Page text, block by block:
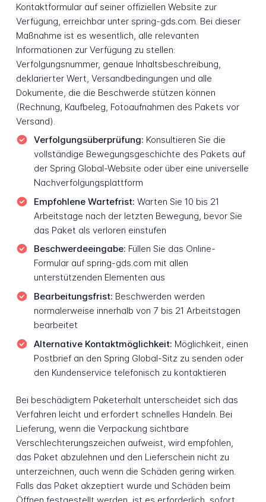
Kontaktformular auf seiner offiziellen Website zur
Verfügung, erreichbar unter spring-gds.com. Bei dieser
Maßnahme ist es wesentlich, alle relevanten
Informationen zur Verfügung zu stellen:
Verfolgungsnummer, genaue Inhaltsbeschreibung,
deklarierter Wert, Versandbedingungen und alle
Dokumente, die die Beschwerde stützen können
(Rechnung, Kaufbeleg, Fotoaufnahmen des Pakets vor
Versand).
Verfolgungsüberprüfung: Konsultieren Sie die
vollständige Bewegungsgeschichte des Pakets auf
der Spring Global-Website oder über eine universelle
Nachverfolgungsplattform
Empfohlene Wartefrist: Warten Sie 10 bis 21
Arbeitstage nach der letzten Bewegung, bevor Sie
das Paket als verloren einstufen
Beschwerdeeingabe: Füllen Sie das Online-
Formular auf spring-gds.com mit allen
unterstützenden Elementen aus
Bearbeitungsfrist: Beschwerden werden
normalerweise innerhalb von 7 bis 21 Arbeitstagen
bearbeitet
Alternative Kontaktmöglichkeit: Möglichkeit, einen
Postbrief an den Spring Global-Sitz zu senden oder
den Kundenservice telefonisch zu kontaktieren
Bei beschädigtem Paketerhalt unterscheidet sich das
Verfahren leicht und erfordert schnelles Handeln. Bei
Lieferung, wenn die Verpackung sichtbare
Verschlechterungszeichen aufweist, wird empfohlen,
das Paket abzulehnen und den Lieferschein nicht zu
unterzeichnen, auch wenn die Schäden gering wirken.
Falls das Paket akzeptiert wurde und Schäden beim